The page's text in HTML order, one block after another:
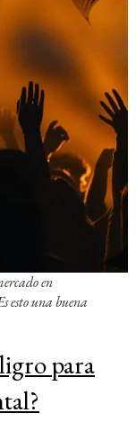
en
esto una buena
para